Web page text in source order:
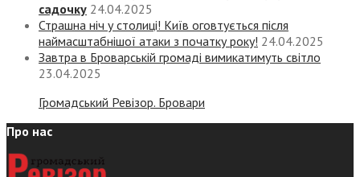
садочку 24.04.2025
Страшна ніч у столиці! Київ оговтується після
наймасштабнішої атаки з початку року! 24.04.2025
Завтра в Броварській громаді вимикатимуть світло
23.04.2025
Громадський Ревізор. Бровари
Про нас